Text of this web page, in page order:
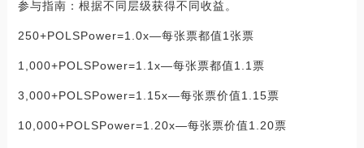
参与指南：根据不同层级获得不同收益。
250+POLSPower=1.0x—每张票都值1张票
1,000+POLSPower=1.1x—每张票都值1.1票
3,000+POLSPower=1.15x—每张票价值1.15票
10,000+POLSPower=1.20x—每张票价值1.20票